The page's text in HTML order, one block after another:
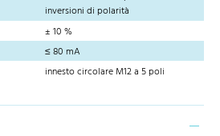
inversioni di polarità
± 10 %
≤ 80 mA
innesto circolare M12 a 5 poli